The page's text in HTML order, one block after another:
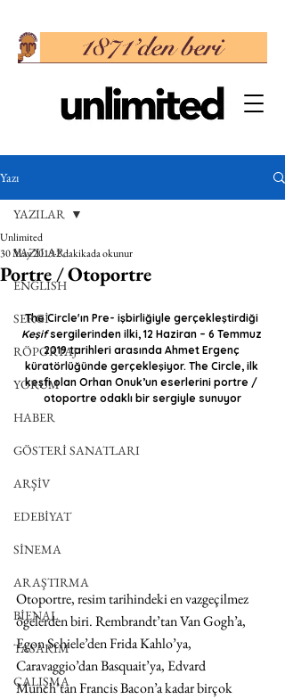
Yazı
YAZILAR
ENGLISH
SERGİ
RÖPORTAJ
YORUM
HABER
GÖSTERİ SANATLARI
ARŞİV
EDEBİYAT
SİNEMA
ARAŞTIRMA
BİENAL
TASARIM
ÇALIŞMA
YAZILAR
Portre / Otoportre
Unlimited
30 May 20192 dakikada okunur
The Circle'ın Pre- işbirliğiyle gerçekleştirdiği
Keşif sergilerinden ilki, 12 Haziran – 6 Temmuz
2019 tarihleri arasında Ahmet Ergenç
küratörlüğünde gerçekleşiyor. The Circle, ilk
keşfi olan Orhan Onuk’un eserlerini portre /
otoportre odaklı bir sergiyle sunuyor
Otoportre, resim tarihindeki en vazgeçilmez
ögelerden biri. Rembrandt’tan Van Gogh’a,
Egon Schiele’den Frida Kahlo’ya,
Caravaggio’dan Basquait’ya, Edvard
Munch’tan Francis Bacon’a kadar birçok